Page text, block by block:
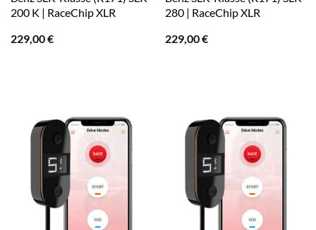
200 K | RaceChip XLR
229,00€
280 | RaceChip XLR
229,00€